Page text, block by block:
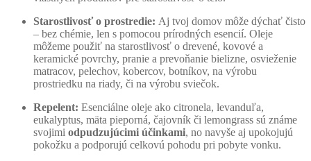
Starostlivosť o prostredie: Aj tvoj domov môže dýchať čisto
– bez chémie, len s pomocou prírodných esencií. Oleje
môžeme použiť na starostlivosť o drevené, kovové a
keramické povrchy, pranie a prevoňanie bielizne, osvieženie
matracov, pelechov, kobercov, botníkov, na výrobu
prostriedku na riady, či na výrobu sviečok.
Repelent: Esenciálne oleje ako citronela, levanduľa,
eukalyptus, mäta pieporná, čajovník či lemongrass sú známe
svojimi odpudzujúcimi účinkami, no navyše aj upokojujú
pokožku a podporujú celkovú pohodu pri pobyte vonku.